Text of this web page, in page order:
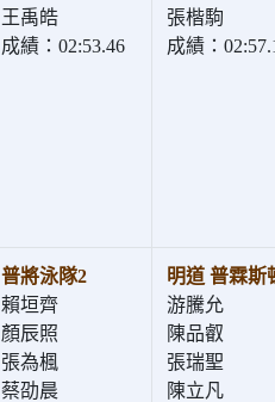
王禹皓
成績：02:53.46
張楷駒
成績：
普將泳隊2
賴垣齊
顏辰照
張為楓
蔡劭晨
明道 普霖斯
游騰允
陳品叡
張瑞聖
陳立凡